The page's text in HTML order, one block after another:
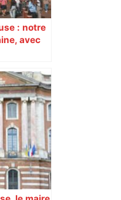
: notre
avec